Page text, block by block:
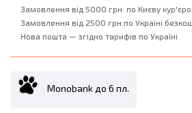
Замовлення від 5000 грн. по Києву
Замовлення від 2500 грн.по Україні
Нова пошта — згідно тарифів по Україні
Monobank до 6 пл.